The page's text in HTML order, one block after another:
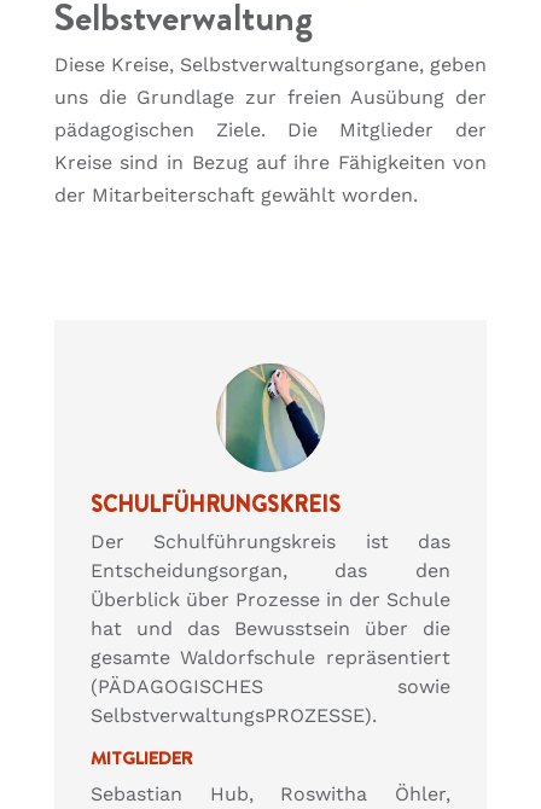
Selbstverwaltung
Diese Kreise, Selbstverwaltungsorgane, geben
uns die Grundlage zur freien Ausübung der
pädagogischen Ziele. Die Mitglieder der
Kreise sind in Bezug auf ihre Fähigkeiten von
der Mitarbeiterschaft gewählt worden.
SCHULFÜHRUNGSKREIS
Der Schulführungskreis ist das
Entscheidungsorgan, das den
Überblick über Prozesse in der Schule
hat und das Bewusstsein über die
gesamte Waldorfschule repräsentiert
(PÄDAGOGISCHES sowie
SelbstverwaltungsPROZESSE).
MITGLIEDER
Sebastian Hub, Roswitha Öhler,